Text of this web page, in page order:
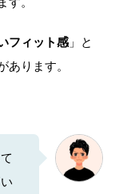
フィット感 」と
あります。